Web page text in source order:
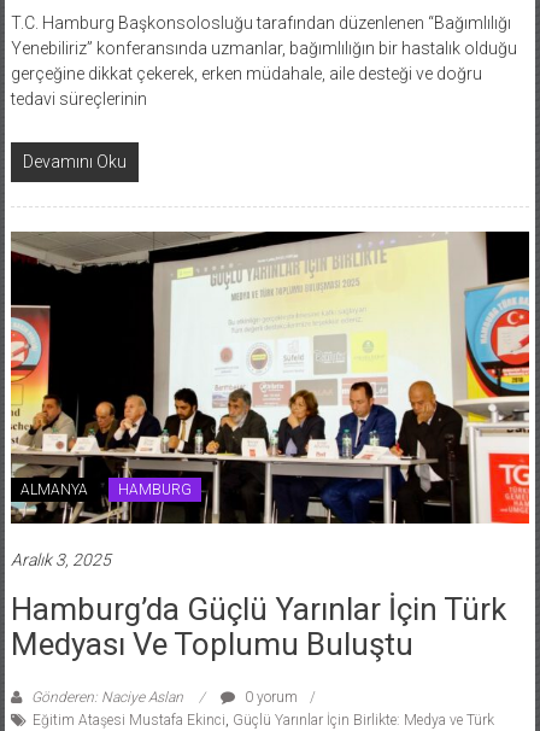
T.C. Hamburg Başkonsolosluğu tarafından düzenlenen “Bağımlılığı
Yenebiliriz” konferansında uzmanlar, bağımlılığın bir hastalık olduğu
gerçeğine dikkat çekerek, erken müdahale, aile desteği ve doğru
tedavi süreçlerinin
Devamını Oku
ALMANYA HAMBURG
Aralık 3, 2025
Hamburg’da Güçlü Yarınlar İçin Türk
Medyası Ve Toplumu Buluştu
Gönderen: Naciye Aslan
0 yorum
Eğitim Ataşesi Mustafa Ekinci Güçlü Yarınlar İçin Birlikte: Medya ve Türk